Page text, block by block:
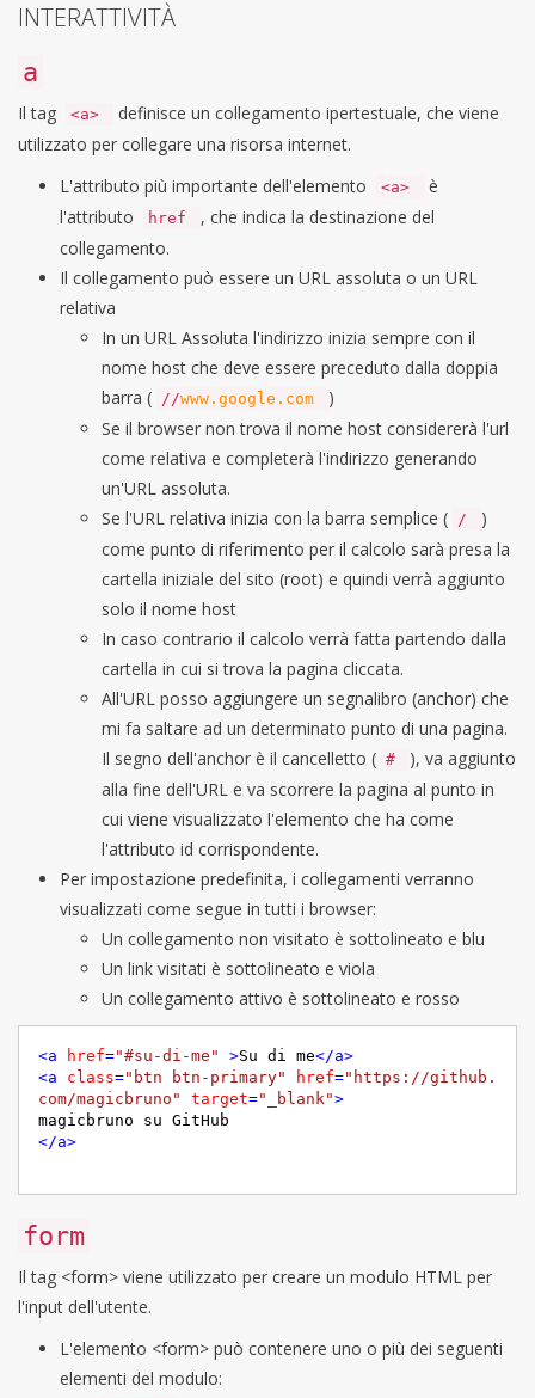
INTERATTIVITÀ
a
Il tag <a>
definisce un collegamento ipertestuale, che viene
utilizzato per collegare una risorsa internet.
L'attributo più importante dell'elemento
<a>
è
l'attributo
href
, che indica la destinazione del
collegamento.
Il collegamento può essere un URL assoluta o un URL
relativa
In un URL Assoluta l'indirizzo inizia sempre con il
nome host che deve essere preceduto dalla doppia
barra ( //www.google.com
)
Se il browser non trova il nome host considererà l'url
come relativa e completerà l'indirizzo generando
un'URL assoluta.
Se l'URL relativa inizia con la barra semplice ( /
)
come punto di riferimento per il calcolo sarà presa la
cartella iniziale del sito (root) e quindi verrà aggiunto
solo il nome host
In caso contrario il calcolo verrà fatta partendo dalla
cartella in cui si trova la pagina cliccata.
All'URL posso aggiungere un segnalibro (anchor) che
mi fa saltare ad un determinato punto di una pagina.
Il segno dell'anchor è il cancelletto ( #
), va aggiunto
alla fine dell'URL e va scorrere la pagina al punto in
cui viene visualizzato l'elemento che ha come
l'attributo id corrispondente.
Per impostazione predefinita, i collegamenti verranno
visualizzati come segue in tutti i browser:
Un collegamento non visitato è sottolineato e blu
Un link visitati è sottolineato e viola
Un collegamento attivo è sottolineato e rosso
<a href="#su-di-me" >Su di me</a>
<a class="btn btn-primary" href=" https://github.
com/magicbruno " target="_blank">
</a>
form
Il tag <form> viene utilizzato per creare un modulo HTML per
l'input dell'utente.
L'elemento <form> può contenere uno o più dei seguenti
elementi del modulo: